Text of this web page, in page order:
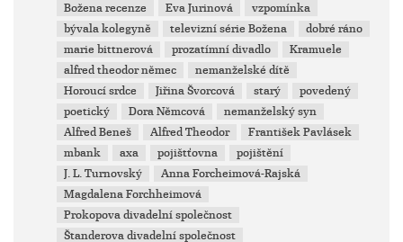
Božena recenze
Eva Jurinová
vzpomínka
bývala kolegyně
televizní série Božena
dobré ráno
marie bittnerová
prozatímní divadlo
Kramuele
alfred theodor němec
nemanželské dítě
Horoucí srdce
Jiřina Švorcová starý
povedený
poetický
Dora Němcová
nemanželský syn
Alfred Beneš
Alfred Theodor
František Pavlásek
mbank
axa pojištťovna
pojištění
J. L. Turnovský
Anna Forcheimová-Rajská
Magdalena Forchheimová
Prokopova divadelní společnost
Štanderova divadelní společnost